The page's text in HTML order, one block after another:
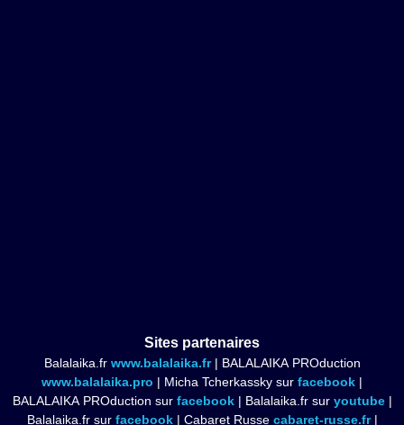
Sites partenaires
Balalaika.fr www.balalaika.fr | BALALAIKA PROduction
www.balalaika.pro | Micha Tcherkassky sur facebook |
BALALAIKA PROduction sur facebook | Balalaika.fr sur youtube |
Balalaika.fr sur facebook | Cabaret Russe cabaret-russe.fr |